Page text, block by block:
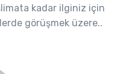
kadar ilginiz için
görüşmek üzere..